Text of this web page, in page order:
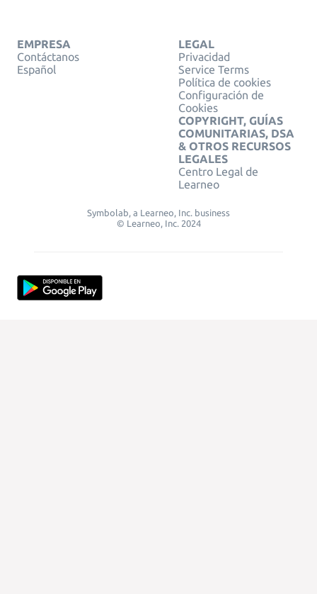
EMPRESA
Contáctanos
Español
LEGAL
Privacidad
Service Terms
Política de cookies
Configuración de
Cookies
COPYRIGHT, GUÍAS
COMUNITARIAS, DSA
& OTROS RECURSOS
LEGALES
Centro Legal de
Learneo
Symbolab, a Learneo, Inc. business
© Learneo, Inc. 2024